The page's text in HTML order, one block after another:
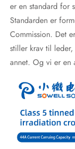
er en standard for
Standarden er
Commission. Det
stiller krav til leder,
annet. Og vi er en